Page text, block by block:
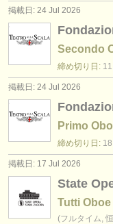
ログイン
掲載日: 24 Jul 2026
Secondo
締め切り日:
掲載日: 24 Jul 2026
Primo
締め切り日:
掲載日: 17 Jul 2026
State
Tutti
(フルタイム,